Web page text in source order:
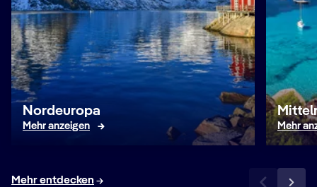
Nordeuropa
Mehr anzeigen Mehr
Mehr entdecken